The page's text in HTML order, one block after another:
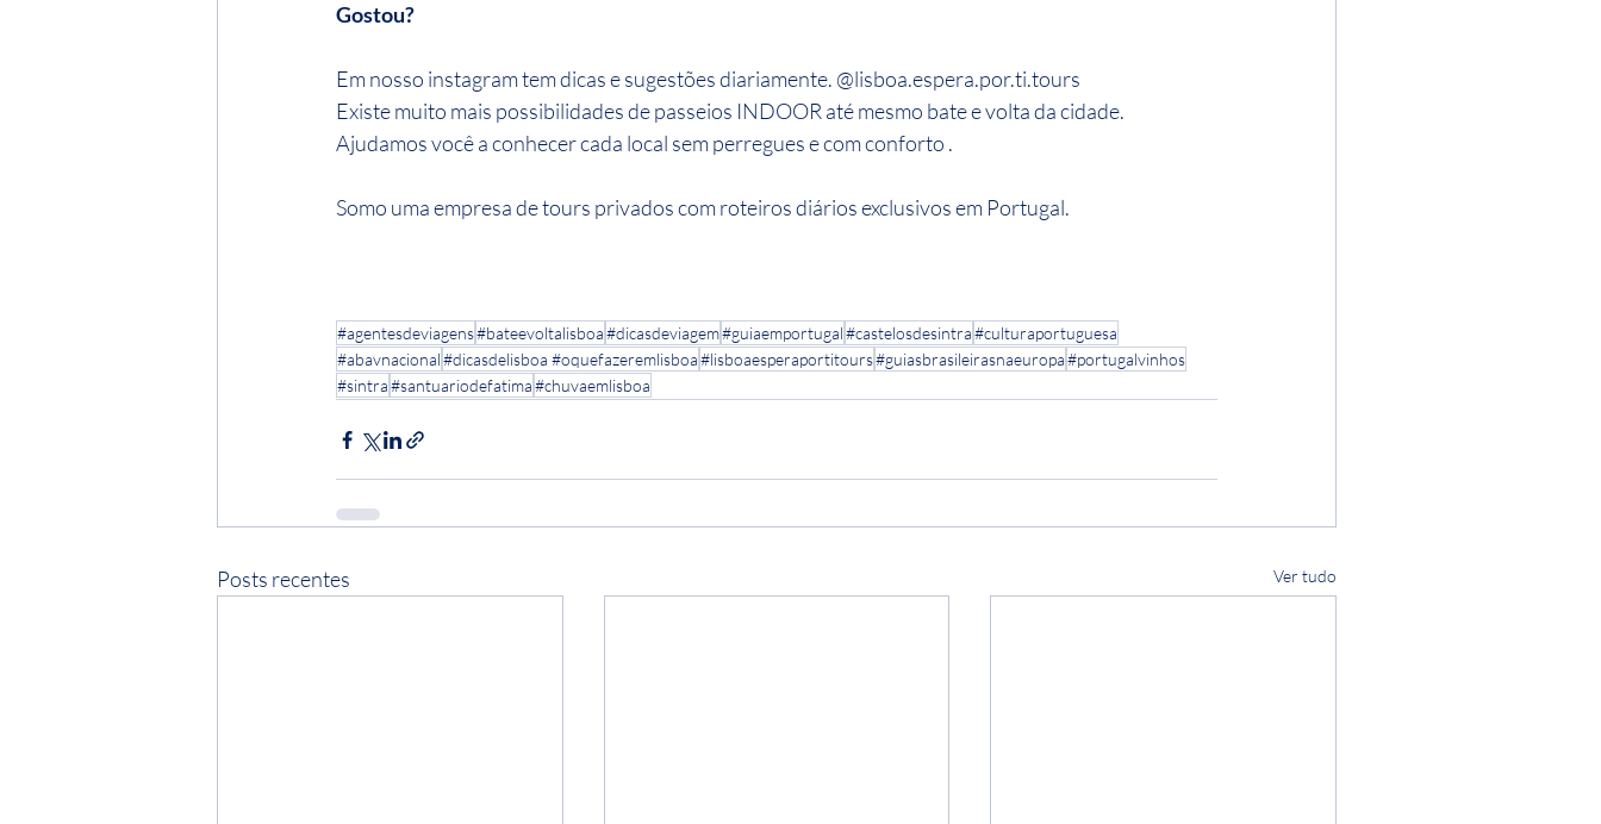
Gostou?
Em nosso instagram tem dicas e sugestões diariamente. @lisboa.espera.por.ti.tours
Existe muito mais possibilidades de passeios INDOOR até mesmo bate e volta da cidade.
Ajudamos você a conhecer cada local sem perregues e com conforto .
Somo uma empresa de tours privados com roteiros diários exclusivos em Portugal.
#agentesdeviagens#bateevoltalisboa#dicasdeviagem#guiaemportugal#castelosdesintra#culturaportuguesa
#abavnacional#dicasdelisboa #oquefazeremlisboa#lisboaesperaportitours#guiasbrasileirasnaeuropa#portugalvinhos
#sintra#santuariodefatima#chuvaemlisboa
Posts recentes Ver tudo